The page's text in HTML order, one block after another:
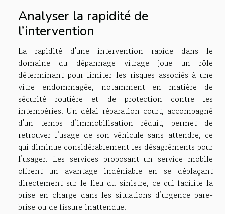
Analyser la rapidité de
l’intervention
La rapidité d'une intervention rapide dans le
domaine du dépannage vitrage joue un rôle
déterminant pour limiter les risques associés à une
vitre endommagée, notamment en matière de
sécurité routière et de protection contre les
intempéries. Un délai réparation court, accompagné
d'un temps d’immobilisation réduit, permet de
retrouver l’usage de son véhicule sans attendre, ce
qui diminue considérablement les désagréments pour
l’usager. Les services proposant un service mobile
offrent un avantage indéniable en se déplaçant
directement sur le lieu du sinistre, ce qui facilite la
prise en charge dans les situations d’urgence pare-
brise ou de fissure inattendue.